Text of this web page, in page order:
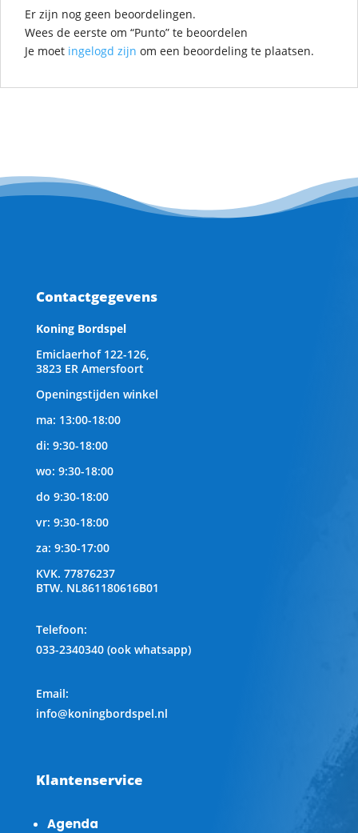
Er zijn nog geen beoordelingen.
Wees de eerste om “Punto” te beoordelen
Je moet ingelogd zijn om een beoordeling te plaatsen.
Contactgegevens
Koning Bordspel
Emiclaerhof 122-126,
3823 ER Amersfoort
Openingstijden winkel
ma: 13:00-18:00
di: 9:30-18:00
wo: 9:30-18:00
do 9:30-18:00
vr: 9:30-18:00
za: 9:30-17:00
KVK. 77876237
BTW. NL861180616B01
Telefoon:
033-2340340 (ook whatsapp)
Email:
info@koningbordspel.nl
Klantenservice
Agenda